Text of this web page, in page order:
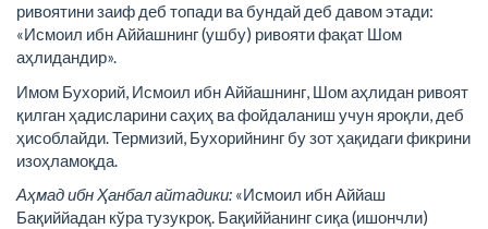
ривоятини заиф деб топади ва бундай деб давом этади:
«Исмоил ибн Аййашнинг (ушбу) ривояти фақат Шом
аҳлидандир».
Имом Бухорий, Исмоил ибн Аййашнинг, Шом аҳлидан ривоят
қилган ҳадисларини саҳиҳ ва фойдаланиш учун яроқли, деб
ҳисоблайди. Термизий, Бухорийнинг бу зот ҳақидаги фикрини
изоҳламоқда.
Аҳмад ибн Ҳанбал айтадики: «Исмоил ибн Аййаш
Бақиййадан кўра тузукроқ. Бақиййанинг сиқа (ишончли)